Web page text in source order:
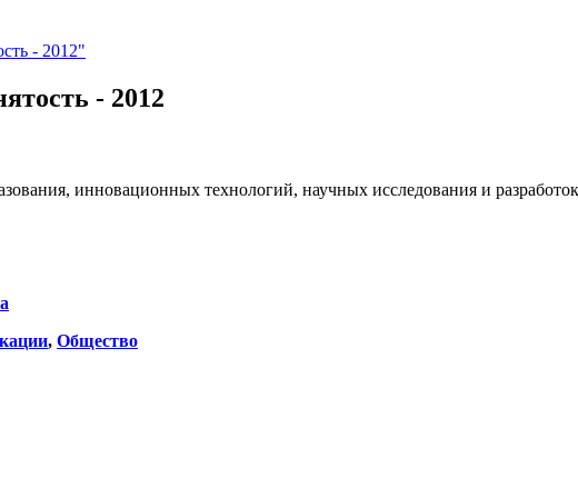
- 2012"
- 2012
инновационных технологий, научных исследования и разработок
, Общество